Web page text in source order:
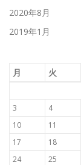
2020年8月
2019年1月
月 火
3
4
10
11
17
18
24
25